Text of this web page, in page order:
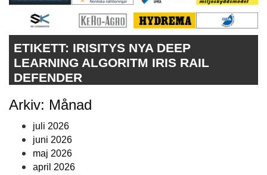
VÅRA ANDRA MAGASIN
PRENUMERERA
ETIKETT: IRISITYS NYA DEEP
LEARNING ALGORITM IRIS RAIL
DEFENDER
Arkiv: Månad
juli 2026
juni 2026
maj 2026
april 2026